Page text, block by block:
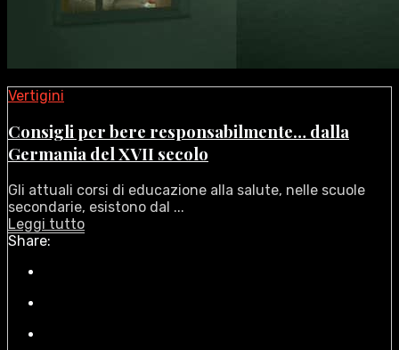
Vertigini
Consigli per bere responsabilmente… dalla
Germania del XVII secolo
Gli attuali corsi di educazione alla salute, nelle scuole
secondarie, esistono dal ...
Leggi tutto
Share: